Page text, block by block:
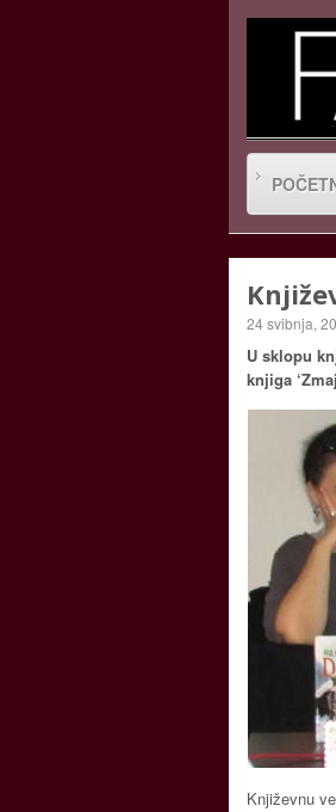
24 svibnja,
U sklopu
knjiga
Književnu